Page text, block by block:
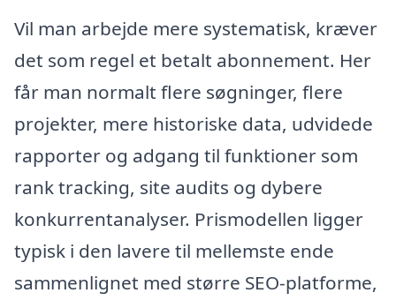
Vil man arbejde mere systematisk, kræver
det som regel et betalt abonnement. Her
får man normalt flere søgninger, flere
projekter, mere historiske data, udvidede
rapporter og adgang til funktioner som
rank tracking, site audits og dybere
konkurrentanalyser. Prismodellen ligger
typisk i den lavere til mellemste ende
sammenlignet med større SEO-platforme,